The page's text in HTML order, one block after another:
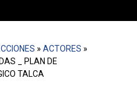
» ACTORES »
_ PLAN DE
TALCA